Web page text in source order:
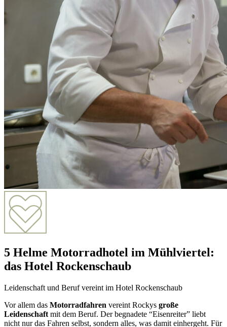
5 Helme Motorradhotel im Mühlviertel:
das Hotel Rockenschaub
Leidenschaft und Beruf vereint im Hotel Rockenschaub
Vor allem das Motorradfahren vereint Rockys große
Leidenschaft mit dem Beruf. Der begnadete “Eisenreiter” liebt
nicht nur das Fahren selbst, sondern alles, was damit einhergeht. Für